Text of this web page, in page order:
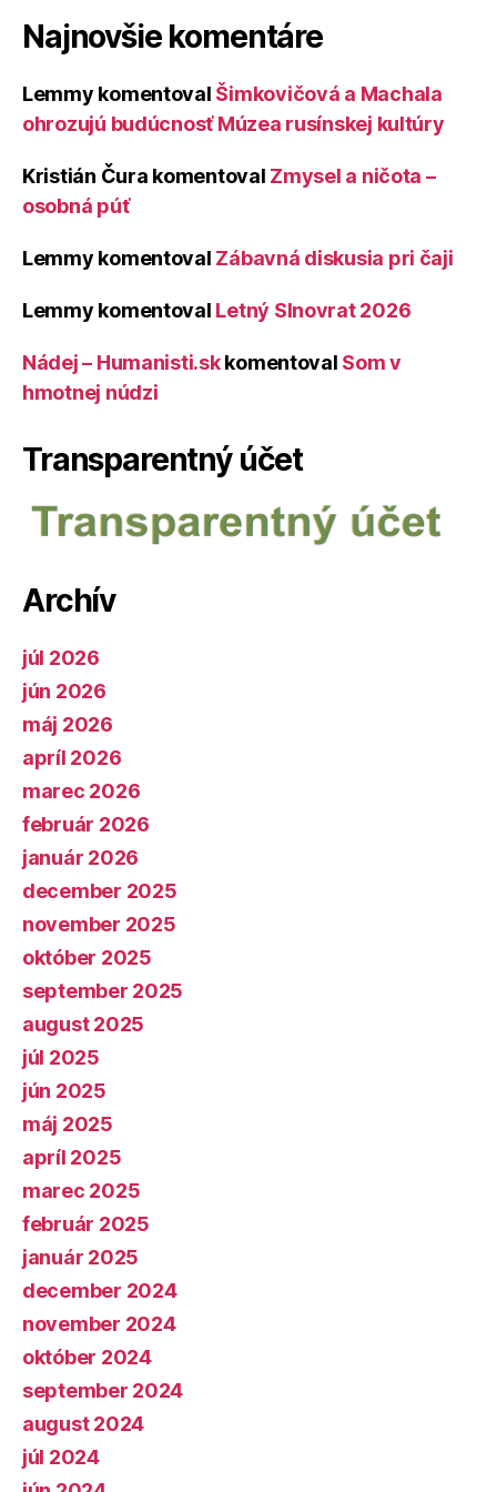
Najnovšie komentáre
Lemmy komentoval Šimkovičová a Machala
ohrozujú budúcnosť Múzea rusínskej kultúry
Kristián Čura komentoval Zmysel a ničota –
osobná púť
Lemmy komentoval Zábavná diskusia pri čaji
Lemmy komentoval Letný Slnovrat 2026
Nádej – Humanisti.skkomentoval Som v
hmotnej núdzi
Transparentný účet
Archív
júl 2026
jún 2026
máj 2026
apríl 2026
marec 2026
február 2026
január 2026
december 2025
november 2025
október 2025
september 2025
august 2025
júl 2025
jún 2025
máj 2025
apríl 2025
marec 2025
február 2025
január 2025
december 2024
november 2024
október 2024
september 2024
august 2024
júl 2024